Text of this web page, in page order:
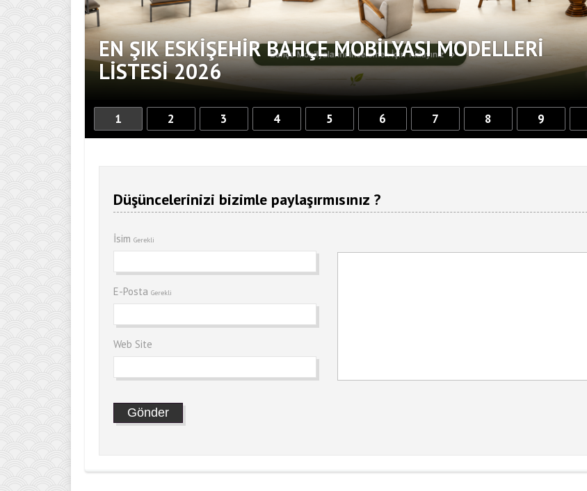
EN ŞIK ESKIŞEHIR BAHÇE MOBILYASI MODELLERI
LISTESI 2026
1 2 3 4 5 6 7 8 9
Düşüncelerinizi bizimle paylaşırmısınız ?
İsim Gerekli
E-Posta Gerekli
Web Site